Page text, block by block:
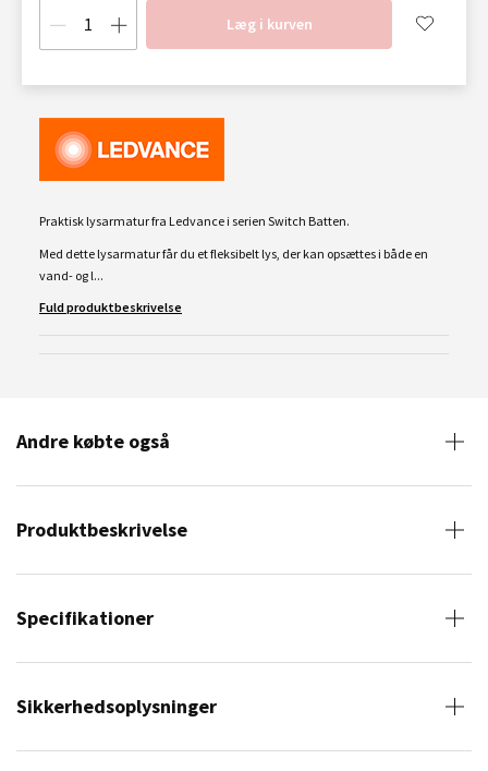
Læg i kurven
Praktisk lysarmatur fra Ledvance i serien Switch Batten.
Med dette lysarmatur får du et fleksibelt lys, der kan opsættes i både en
vand- og l...
Fuld produktbeskrivelse
Andre købte også
Produktbeskrivelse
Specifikationer
Sikkerhedsoplysninger